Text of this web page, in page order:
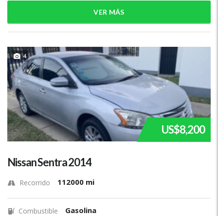
VER MÁS
4
US$8,200
Nissan Sentra 2014
Recorrido 112000 mi
Combustible Gasolina